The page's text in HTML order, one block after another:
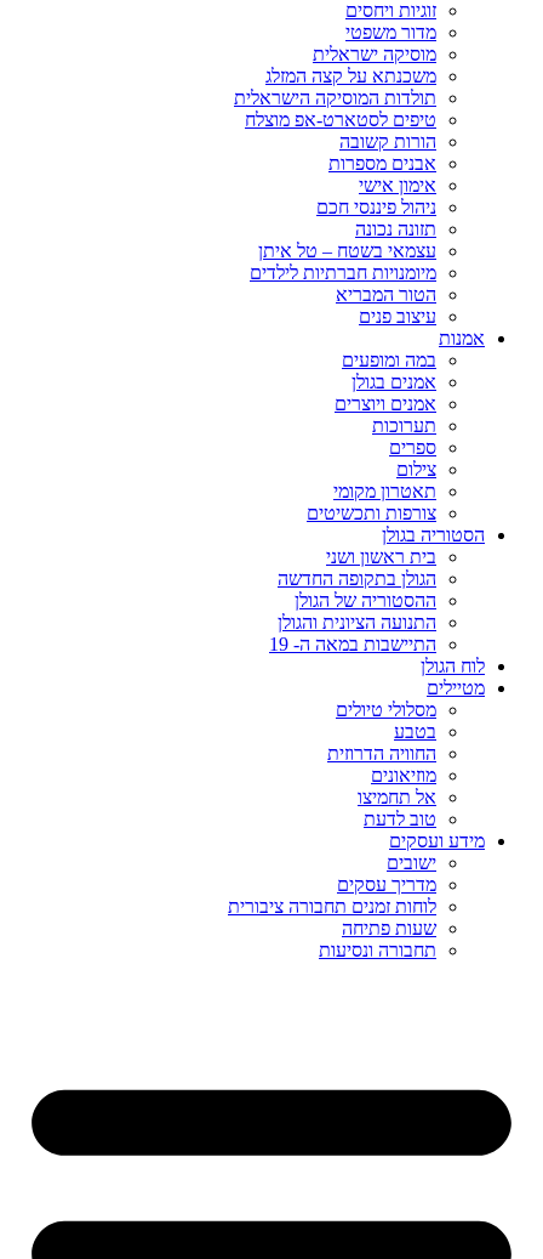
זוגיות ויחסים
מדור משפטי
מוסיקה ישראלית
משכנתא על קצה המזלג
תולדות המוסיקה הישראלית
טיפים לסטארט-אפ מוצלח
הורות קשובה
אבנים מספרות
אימון אישי
ניהול פיננסי חכם
תזונה נכונה
עצמאי בשטח – טל איתן
מיומנויות חברתיות לילדים
הטור המבריא
עיצוב פנים
אמנות
במה ומופעים
אמנים בגולן
אמנים ויוצרים
תערוכות
ספרים
צילום
תאטרון מקומי
צורפות ותכשיטים
הסטוריה בגולן
בית ראשון ושני
הגולן בתקופה החדשה
ההסטוריה של הגולן
התנועה הציונית והגולן
התיישבות במאה ה- 19
לוח הגולן
מטיילים
מסלולי טיולים
בטבע
החוויה הדרוזית
מוזיאונים
אל תחמיצו
טוב לדעת
מידע ועסקים
ישובים
מדריך עסקים
לוחות זמנים תחבורה ציבורית
שעות פתיחה
תחבורה ונסיעות